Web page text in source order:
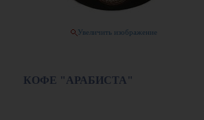
Увеличить изображение
КОФЕ "АРАБИСТА"